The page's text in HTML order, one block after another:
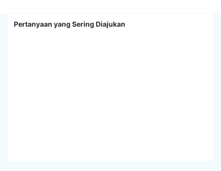
Pertanyaan yang Sering Diajukan